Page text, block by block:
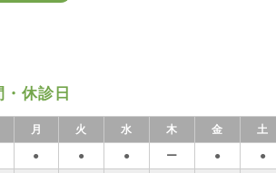
休診日
月 火 水 木 金 土
● ● ● ー ● ●